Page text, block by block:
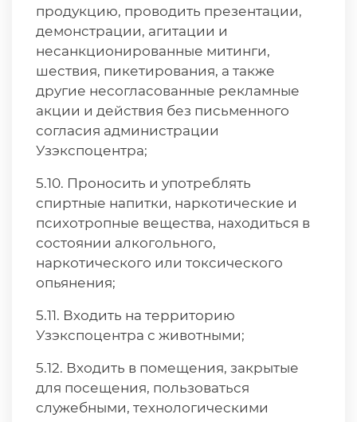
продукцию, проводить презентации,
демонстрации, агитации и
несанкционированные митинги,
шествия, пикетирования, а также
другие несогласованные рекламные
акции и действия без письменного
согласия администрации
Узэкспоцентра;
5.10. Проносить и употреблять
спиртные напитки, наркотические и
психотропные вещества, находиться в
состоянии алкогольного,
наркотического или токсического
опьянения;
5.11. Входить на территорию
Узэкспоцентра с животными;
5.12. Входить в помещения, закрытые
для посещения, пользоваться
служебными, технологическими